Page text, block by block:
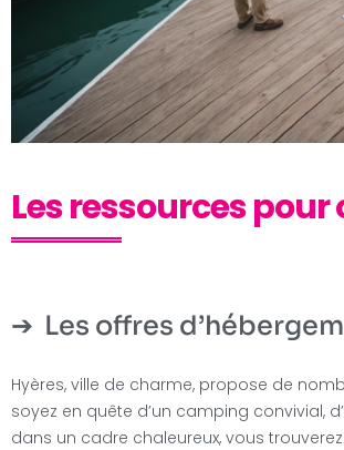
Les ressources
Les offres
Hyères, ville de charme, propose de
soyez en quête d’un camping convivial,
dans un cadre chaleureux, vous